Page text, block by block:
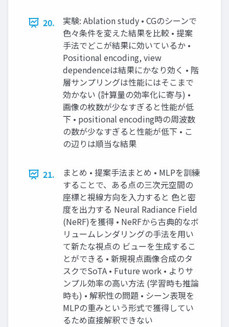
20.
実験: Ablation study • CGのシーンで
⾊々条件を変えた結果を⽐較 • 提案
⼿法でどこが結果に効いているか •
Positional encoding, view
dependenceは結果にかなり効く • 階
層サンプリングは性能にはそこまで
効かない (計算量の効率化に寄与) •
画像の枚数が少なすぎると性能が低
下 • positional encoding時の周波数
の数が少なすぎると性能が低下 • こ
の辺りは順当な結果
21.
まとめ • 提案⼿法まとめ • MLPを訓練
することで、ある点の三次元空間の
座標と視線⽅向を⼊⼒すると ⾊と密
度を出⼒する Neural Radiance Field
(NeRF)を獲得 • NeRFから古典的なボ
リュームレンダリングの⼿法を⽤い
て新たな視点の ビューを⽣成するこ
とができる • 新規視点画像合成のタ
スクでSoTA • Future work • よりサ
ンプル効率の⾼い⽅法 (学習時も推論
時も) • 解釈性の問題 • シーン表現を
MLPの重みという形式で獲得してい
るため直接解釈できない